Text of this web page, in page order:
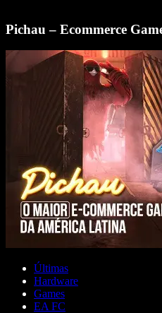
Pichau – Ecommerce
Últimas
Hardware
Games
EA FC